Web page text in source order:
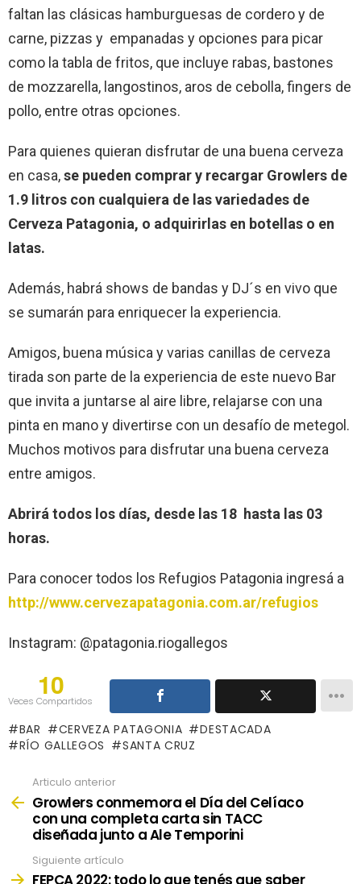
faltan las clásicas hamburguesas de cordero y de
carne, pizzas y empanadas y opciones para picar
como la tabla de fritos, que incluye rabas, bastones
de mozzarella, langostinos, aros de cebolla, fingers de
pollo, entre otras opciones.
Para quienes quieran disfrutar de una buena cerveza
en casa,se pueden comprar y recargar Growlers de
1.9 litros con cualquiera de las variedades de
Cerveza Patagonia, o adquirirlas en botellas o en
latas.
Además, habrá shows de bandas y DJ´s en vivo que
se sumarán para enriquecer la experiencia.
Amigos, buena música y varias canillas de cerveza
tirada son parte de la experiencia de este nuevo Bar
que invita a juntarse al aire libre, relajarse con una
pinta en mano y divertirse con un desafío de metegol.
Muchos motivos para disfrutar una buena cerveza
entre amigos.
Abrirá todos los días, desde las 18 hasta las 03
horas.
Para conocer todos los Refugios Patagonia ingresá a
http://www.cervezapatagonia.com.ar/refugios
Instagram: @patagonia.riogallegos
10
Veces Compartidos
BAR CERVEZA PATAGONIA
DESTACADA
RÍO GALLEGOS
SANTA CRUZ
more
Articulo anterior
Growlers conmemora el Día del Celíaco
con una completa carta sin TACC
diseñada junto a Ale Temporini
Siguiente artículo
FEPCA 2022: todo lo que tenés que saber